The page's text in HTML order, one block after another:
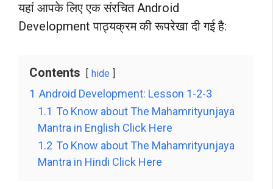
यहां आपके लिए एक संरचित Android
Development पाठ्यक्रम की रूपरेखा दी गई है:
Contents hide
1 Android Development: Lesson 1-2-3
1.1 To Know about The Mahamrityunjaya
Mantra in English Click Here
1.2 To Know about The Mahamrityunjaya
Mantra in Hindi Click Here